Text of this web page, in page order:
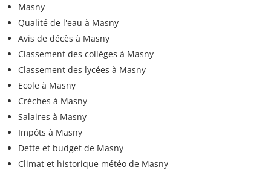
Masny
Qualité de l'eau à Masny
Avis de décès à Masny
Classement des collèges à Masny
Classement des lycées à Masny
Ecole à Masny
Crèches à Masny
Salaires à Masny
Impôts à Masny
Dette et budget de Masny
Climat et historique météo de Masny